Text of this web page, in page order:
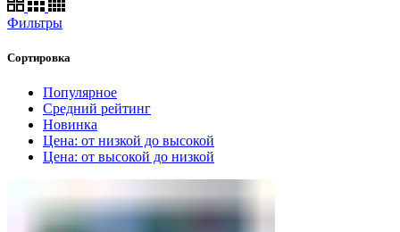
Фильтры
Сортировка
Популярное
Средний рейтинг
Новинка
Цена: от низкой до высокой
Цена: от высокой до низкой